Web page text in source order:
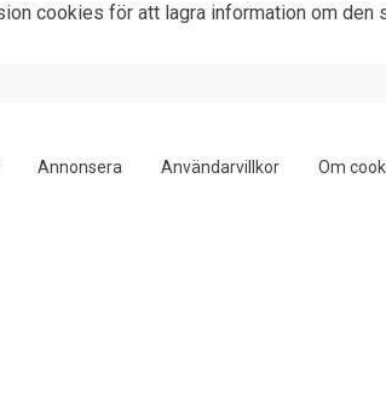
cookies för att lagra information om den
Annonsera Användarvillkor Om